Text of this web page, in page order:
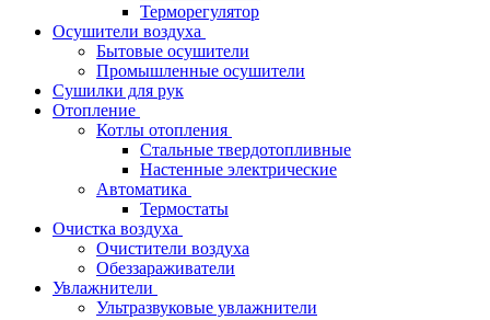
Терморегулятор
Осушители воздуха
Бытовые осушители
Промышленные осушители
Сушилки для рук
Отопление
Котлы отопления
Стальные твердотопливные
Настенные электрические
Автоматика
Термостаты
Очистка воздуха
Очистители воздуха
Обеззараживатели
Увлажнители
Ультразвуковые увлажнители